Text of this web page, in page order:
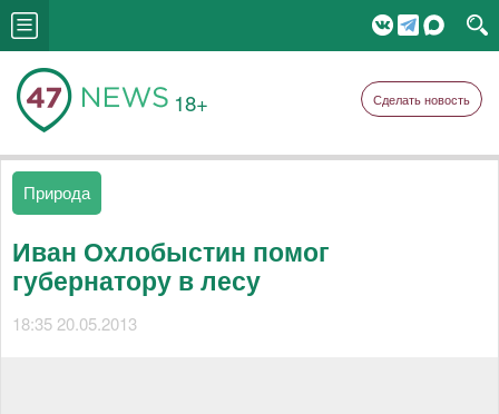
18+ Сделать новость
Природа
Иван Охлобыстин помог
губернатору в лесу
18:35 20.05.2013